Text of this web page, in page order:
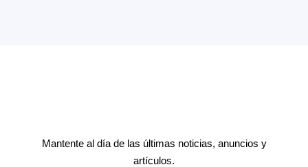
Mantente al día de las últimas noticias, anuncios y
artículos.